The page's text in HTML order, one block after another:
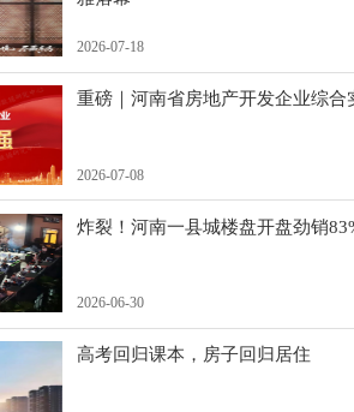
2026-07-18
重磅｜河南省房地产开发企业综合
2026-07-08
炸裂！河南一县城楼盘开盘劲销
2026-06-30
高考回归课本，房子回归居住